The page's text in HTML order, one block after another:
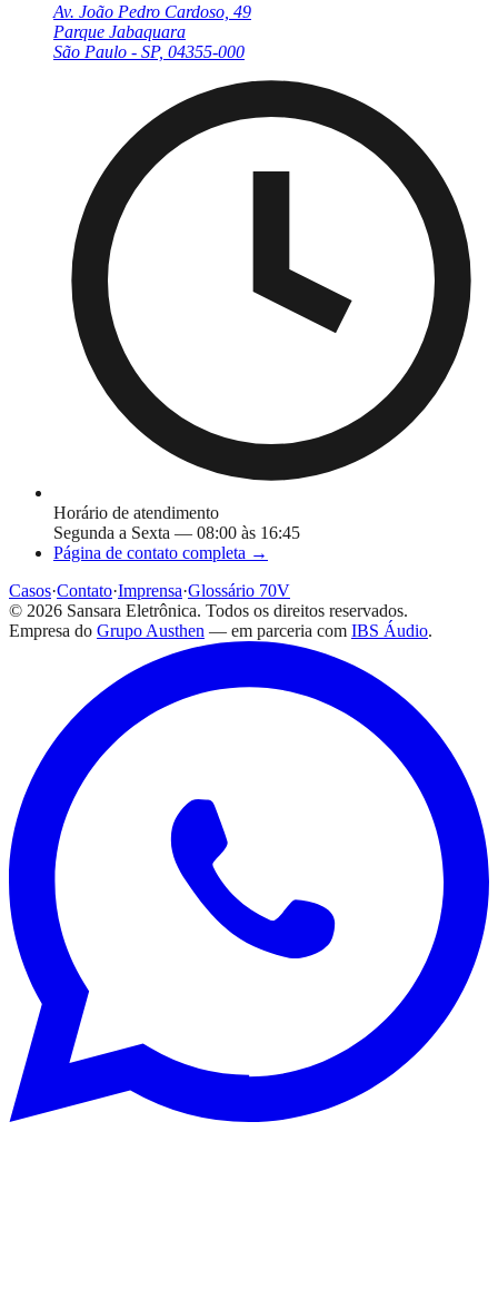
Av. João Pedro Cardoso, 49
Parque Jabaquara
São Paulo - SP, 04355-000
Horário de atendimento
Segunda a Sexta — 08:00 às 16:45
Página de contato completa →
Casos·Contato·Imprensa·Glossário 70V
© 2026 Sansara Eletrônica. Todos os direitos reservados.
Empresa do Grupo Austhen — em parceria com IBS Áudio.